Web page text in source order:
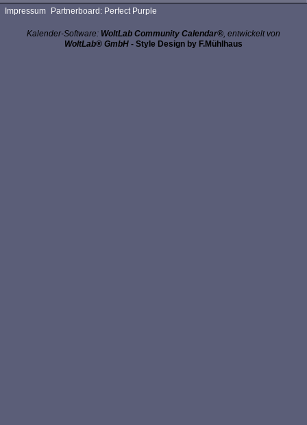
Impressum Partnerboard: Perfect Purple
Kalender-Software: WoltLab Community Calendar®, entwickelt von
WoltLab® GmbH